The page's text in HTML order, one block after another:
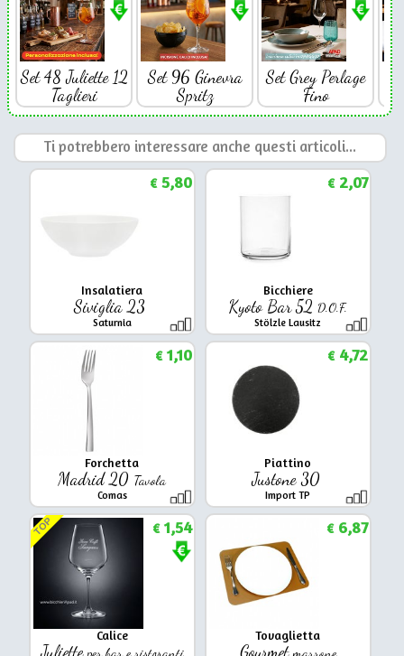
Set 48 Juliette 12
Taglieri
Set 96 Ginevra
Spritz
Set Grey Perlage
Fino
Ti potrebbero interessare anche questi articoli...
Insalatiera
Siviglia 23
Saturnia
€5,80
Bicchiere
Kyoto Bar 52 D.O.F.
Stölzle Lausitz
€2,07
Forchetta
Madrid 20 Tavola
Comas
€1,10
Piattino
Justone 30
Import TP
€4,72
Calice
Juliette per bar e ristoranti
TOP €1,54
Tovaglietta
Gourmet marrone
€6,87